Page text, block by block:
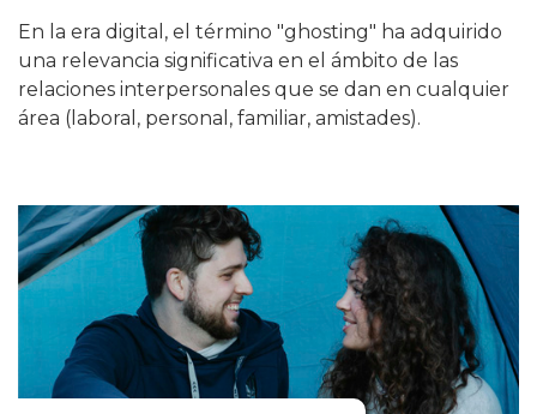
En la era digital, el término "ghosting" ha adquirido
una relevancia significativa en el ámbito de las
relaciones interpersonales que se dan en cualquier
área (laboral, personal, familiar, amistades).